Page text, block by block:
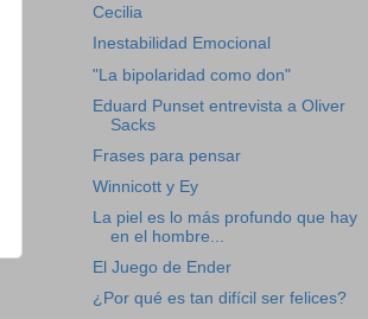
Cecilia
Inestabilidad Emocional
"La bipolaridad como don"
Eduard Punset entrevista a Oliver
Sacks
Frases para pensar
Winnicott y Ey
La piel es lo más profundo que hay
en el hombre...
El Juego de Ender
¿Por qué es tan difícil ser felices?